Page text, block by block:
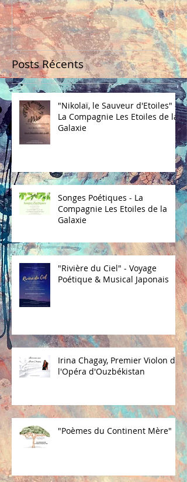
Posts Récents
"Nikolaï, le Sauveur d'Etoiles" -
La Compagnie Les Etoiles de la
Galaxie
Songes Poétiques - La
Compagnie Les Etoiles de la
Galaxie
"Rivière du Ciel" - Voyage
Poétique & Musical Japonais
Irina Chagay, Premier Violon de
l'Opéra d'Ouzbékistan
"Poèmes du Continent Mère"